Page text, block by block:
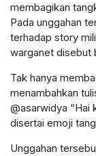
membagikan
Pada unggahan
terhadap story
warganet disebut
Tak hanya
menambahkan
@asarwidya “Hai
disertai emoji
Unggahan